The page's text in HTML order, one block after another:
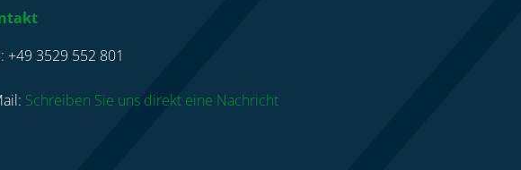
+49 3529 552 801
Schreiben Sie uns direkt eine Nachricht